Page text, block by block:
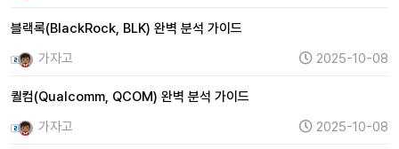
블랙록(BlackRock, BLK) 완벽 분석 가이드
가자고
2025-10-08
퀄컴(Qualcomm, QCOM) 완벽 분석 가이드
가자고
2025-10-08